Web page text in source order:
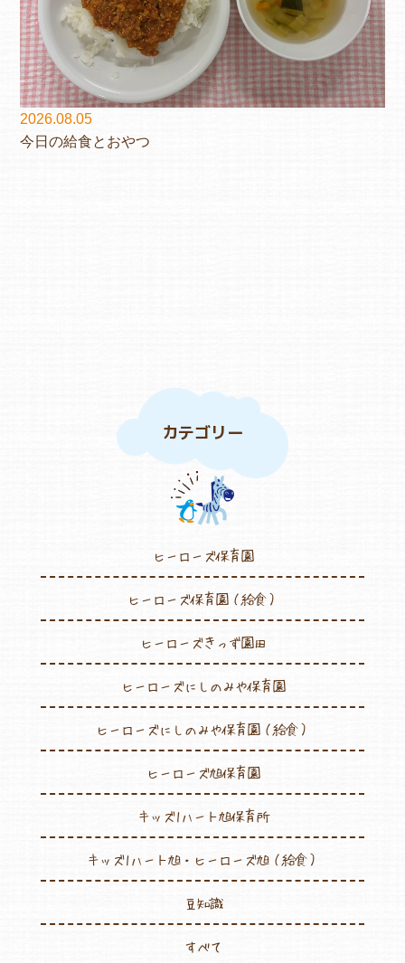
2026.08.05
今日の給食とおやつ
カテゴリー
ヒーローズ保育園
ヒーローズ保育園（給食）
ヒーローズきっず園田
ヒーローズにしのみや保育園
ヒーローズにしのみや保育園（給食）
ヒーローズ旭保育園
キッズ1ハート旭保育所
キッズ1ハート旭・ヒーローズ旭（給食）
豆知識
すべて